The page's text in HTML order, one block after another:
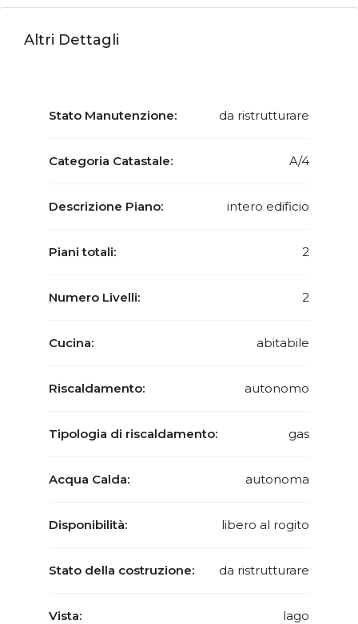
Altri Dettagli
Stato Manutenzione: da ristrutturare
Categoria Catastale: A/4
Descrizione Piano: intero edificio
Piani totali: 2
Numero Livelli: 2
Cucina: abitabile
Riscaldamento: autonomo
Tipologia di riscaldamento: gas
Acqua Calda: autonoma
Disponibilità: libero al rogito
Stato della costruzione: da ristrutturare
Vista: lago